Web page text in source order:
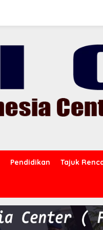
Pendidikan Tajuk